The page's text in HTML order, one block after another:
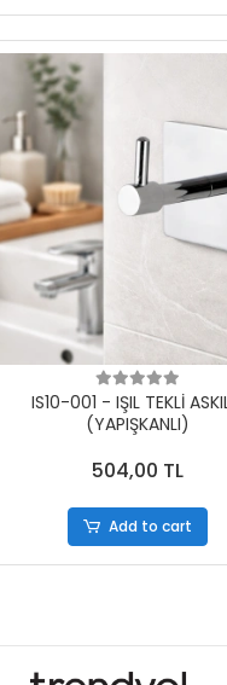
IS10-001 - IŞIL TEKLİ
(YAPIŞKANLI)
504,00 TL
Add to cart